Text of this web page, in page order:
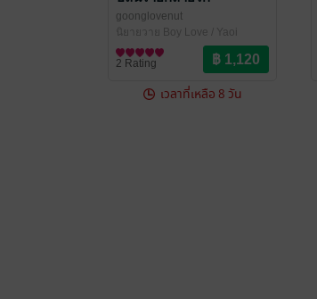
goonglovenut
นิยายวาย Boy Love / Yaoi
2 Rating
เวลาที่เหลือ 8 วัน